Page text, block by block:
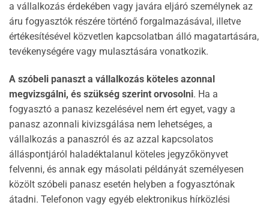
a vállalkozás érdekében vagy javára eljáró személynek az
áru fogyasztók részére történő forgalmazásával, illetve
értékesítésével közvetlen kapcsolatban álló magatartására,
tevékenységére vagy mulasztására vonatkozik.
A szóbeli panaszt a vállalkozás köteles azonnal
megvizsgálni, és szükség szerint orvosolni. Ha a
fogyasztó a panasz kezelésével nem ért egyet, vagy a
panasz azonnali kivizsgálása nem lehetséges, a
vállalkozás a panaszról és az azzal kapcsolatos
álláspontjáról haladéktalanul köteles jegyzőkönyvet
felvenni, és annak egy másolati példányát személyesen
közölt szóbeli panasz esetén helyben a fogyasztónak
átadni. Telefonon vagy egyéb elektronikus hírközlési